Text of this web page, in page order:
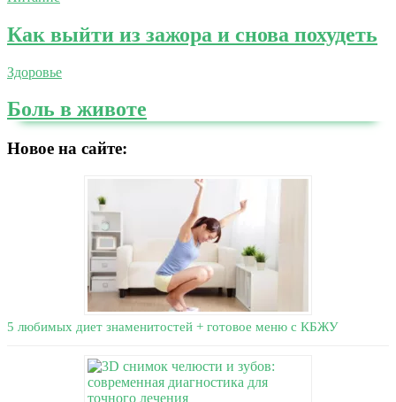
Как выйти из зажора и снова похудеть
Здоровье
Боль в животе
Новое на сайте:
5 любимых диет знаменитостей + готовое меню с КБЖУ